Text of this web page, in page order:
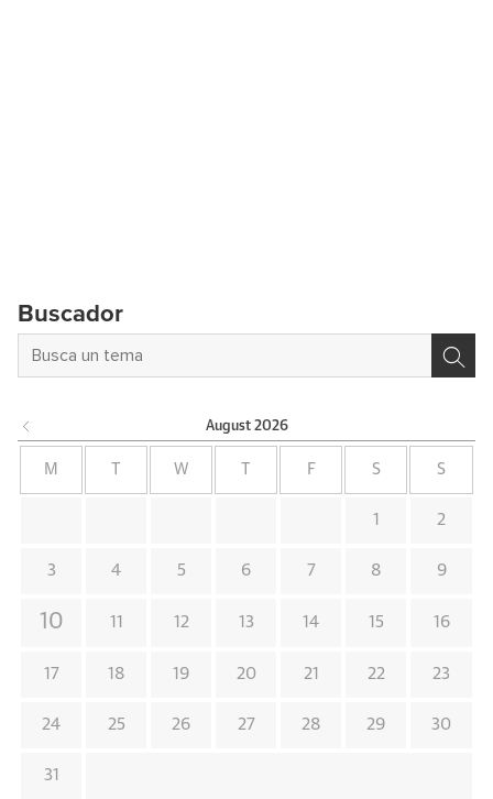
Buscador
August 2026
M W F S S
1 2
3 4 5 6 7 8 9
10 11 12 13 14 15 16
17 18 19 20 21 22 23
24 25 26 27 28 29 30
31